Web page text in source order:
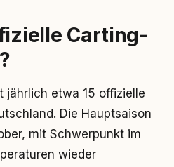
Carting-
jährlich etwa 15 offizielle
Die Hauptsaison
mit Schwerpunkt im
wieder